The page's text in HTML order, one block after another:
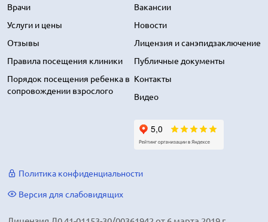
Врачи
Услуги и цены
Отзывы
Правила посещения клиники
Порядок посещения ребенка в
сопровождении взрослого
Вакансии
Новости
Лицензия и санэпидзаключение
Публичные документы
Контакты
Видео
Политика конфиденциальности
Версия для слабовидящих